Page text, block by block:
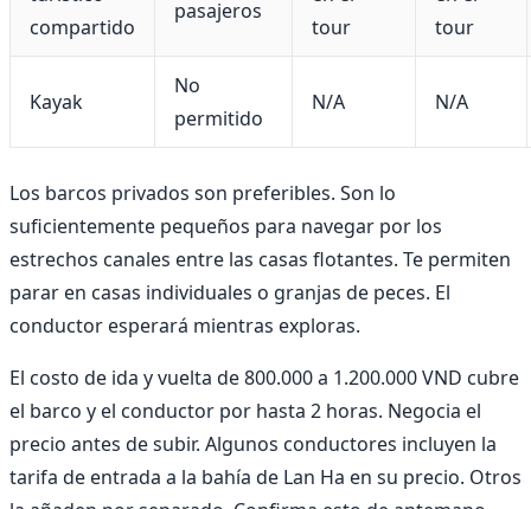
compartido
pasajeros
tour
tour
Kayak
No
permitido
N/A N/A
Los barcos privados son preferibles. Son lo
suficientemente pequeños para navegar por los
estrechos canales entre las casas flotantes. Te permiten
parar en casas individuales o granjas de peces. El
conductor esperará mientras exploras.
El costo de ida y vuelta de 800.000 a 1.200.000 VND cubre
el barco y el conductor por hasta 2 horas. Negocia el
precio antes de subir. Algunos conductores incluyen la
tarifa de entrada a la bahía de Lan Ha en su precio. Otros